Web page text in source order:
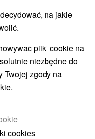
na jakie
pliki cookie na
niezbędne do
Twojej zgody na
cookies